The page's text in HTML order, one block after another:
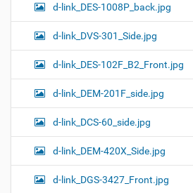
d-link_DES-1008P_back.jpg
d-link_DVS-301_Side.jpg
d-link_DES-102F_B2_Front.jpg
d-link_DEM-201F_side.jpg
d-link_DCS-60_side.jpg
d-link_DEM-420X_Side.jpg
d-link_DGS-3427_Front.jpg